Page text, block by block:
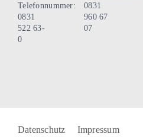
Telefonnummer:
0831
522 63-
0
0831
960 67
07
Datenschutz Impressum